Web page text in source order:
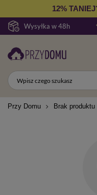
Wysyłka w 48h
12%
Przy Domu Brak produktu